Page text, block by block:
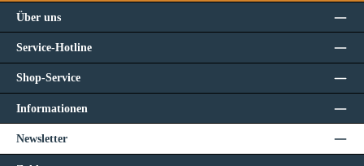
Über uns
Service-Hotline
Shop-Service
Informationen
Newsletter